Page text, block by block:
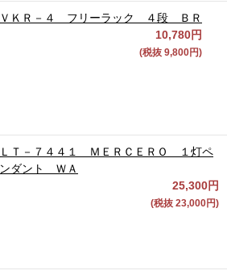
ＶＫＲ－４ フリーラック ４段 ＢＲ
10,780円
(税抜 9,800円)
ＬＴ－７４４１ ＭＥＲＣＥＲＯ １灯ペ
ンダント ＷＡ
25,300円
(税抜 23,000円)